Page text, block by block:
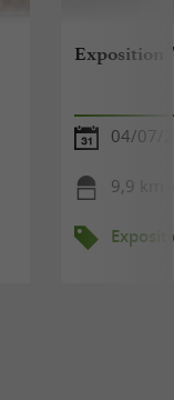
Exposition
04/07/
9,9 km